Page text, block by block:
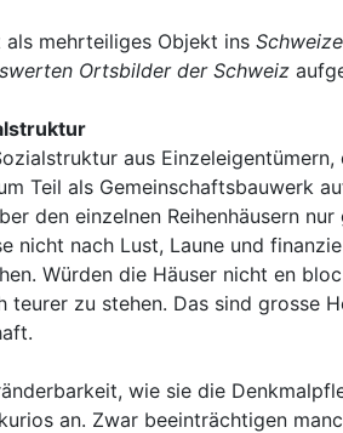
als mehrteiliges Objekt ins
Ortsbilder der Schweiz
aus
Teil als Gemeinschaftsbauwerk
den einzelnen Reihenhäusern
nicht nach Lust, Laune und
Würden die Häuser nicht en
teurer zu stehen. Das sind grosse
wie sie die
an. Zwar beeinträchtigen